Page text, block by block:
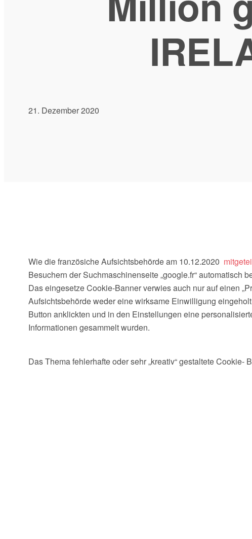
21. Dezember 2020
Wie die französiche Aufsichtsbehörde am 10.12.2020
Besuchern der Suchmaschinenseite „google.fr“
Das eingesetze Cookie-Banner verwies auch nur auf einen
Aufsichtsbehörde weder eine wirksame Einwilligung
Button anklickten und in den Einstellungen eine
Informationen gesammelt wurden.
Das Thema fehlerhafte oder sehr „kreativ“ gestaltete